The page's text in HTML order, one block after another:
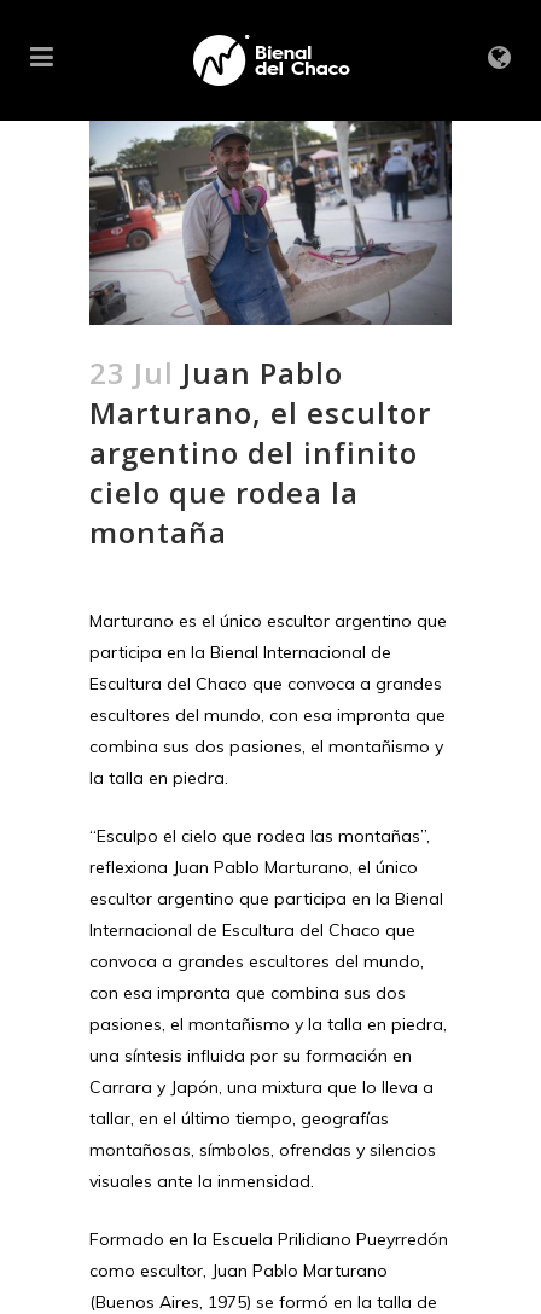
23 Jul Juan Pablo
Marturano, el escultor
argentino del infinito
cielo que rodea la
montaña
Marturano es el único escultor argentino que
participa en la Bienal Internacional de
Escultura del Chaco que convoca a grandes
escultores del mundo, con esa impronta que
combina sus dos pasiones, el montañismo y
la talla en piedra.
“Esculpo el cielo que rodea las montañas”,
reflexiona Juan Pablo Marturano, el único
escultor argentino que participa en la Bienal
Internacional de Escultura del Chaco que
convoca a grandes escultores del mundo,
con esa impronta que combina sus dos
pasiones, el montañismo y la talla en piedra,
una síntesis influida por su formación en
Carrara y Japón, una mixtura que lo lleva a
tallar, en el último tiempo, geografías
montañosas, símbolos, ofrendas y silencios
visuales ante la inmensidad.
Formado en la Escuela Prilidiano Pueyrredón
como escultor, Juan Pablo Marturano
(Buenos Aires, 1975) se formó en la talla de